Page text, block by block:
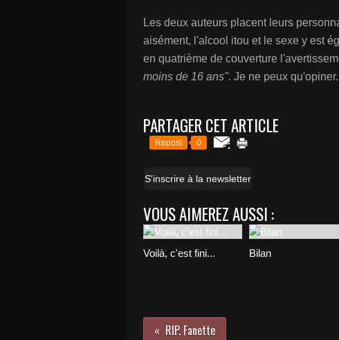
Les deux auteurs placent leurs
aisément, l'alcool itou et le sexe y est
en quatrième de couverture
moins de 16 ans". Je ne peux qu'opiner.
PARTAGER CET ARTICLE
Repost 0
S'inscrire à la newsletter
VOUS AIMEREZ AUSSI :
Voilà, c'est fini... Bilan
RIP. Fanette